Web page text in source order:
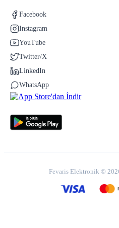
Facebook
Instagram
YouTube
Twitter/X
LinkedIn
WhatsApp
Fevaris Elektronik ©